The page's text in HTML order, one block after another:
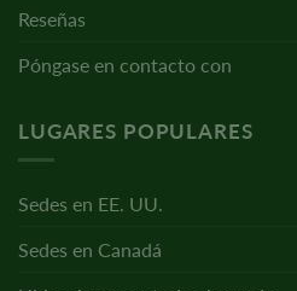
Reseñas
Póngase en contacto con
LUGARES POPULARES
Sedes en EE. UU.
Sedes en Canadá